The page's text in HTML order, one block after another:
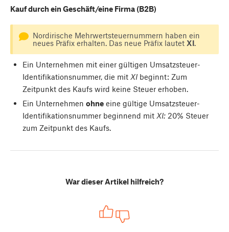
Kauf durch ein Geschäft/eine Firma (B2B)
Nordirische Mehrwertsteuernummern haben ein
neues Präfix erhalten. Das neue Präfix lautet XI.
Ein Unternehmen mit einer gültigen Umsatzsteuer-
Identifikationsnummer, die mit XIbeginnt: Zum
Zeitpunkt des Kaufs wird keine Steuer erhoben.
Ein Unternehmen ohneeine gültige Umsatzsteuer-
Identifikationsnummer beginnend mit XI:20% Steuer
zum Zeitpunkt des Kaufs.
War dieser Artikel hilfreich?